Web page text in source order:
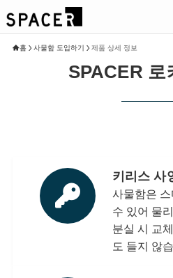
홈 사물함 도입하기 제품 상세 정보
SPACER 로
키리스 사
사물함은
수 있어 물
분실 시 교
도 들지 않